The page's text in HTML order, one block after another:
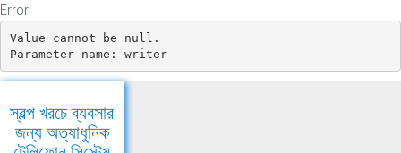
Error:
Value cannot be null.
Parameter name: writer
স্বল্প খরচে ব্যবসার
জন্য অত্যাধুনিক